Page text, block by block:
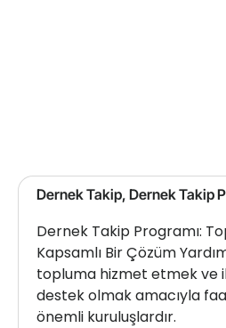
Dernek Takip, Dernek Takip
Dernek Takip Programı:
Kapsamlı Bir Çözüm
topluma hizmet etmek ve
destek olmak amacıyla
önemli kuruluşlardır.